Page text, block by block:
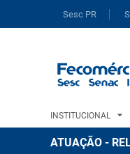
Sesc PR
INSTITUCIONAL
ATUAÇÃO -